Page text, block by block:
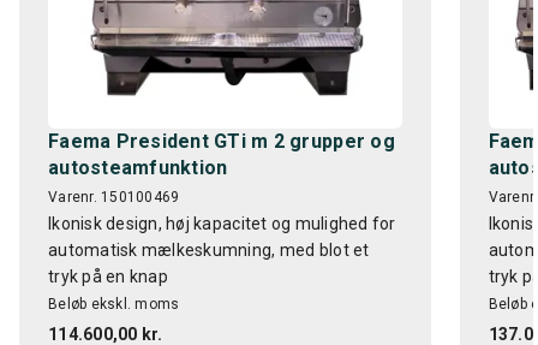
Faema President GTi m 2 grupper og
autosteamfunktion
Varenr. 150100469
Ikonisk design, høj kapacitet og mulighed for
automatisk mælkeskumning, med blot et
tryk på en knap
Beløb ekskl. moms
114.600,00 kr.
tryk
Beløb